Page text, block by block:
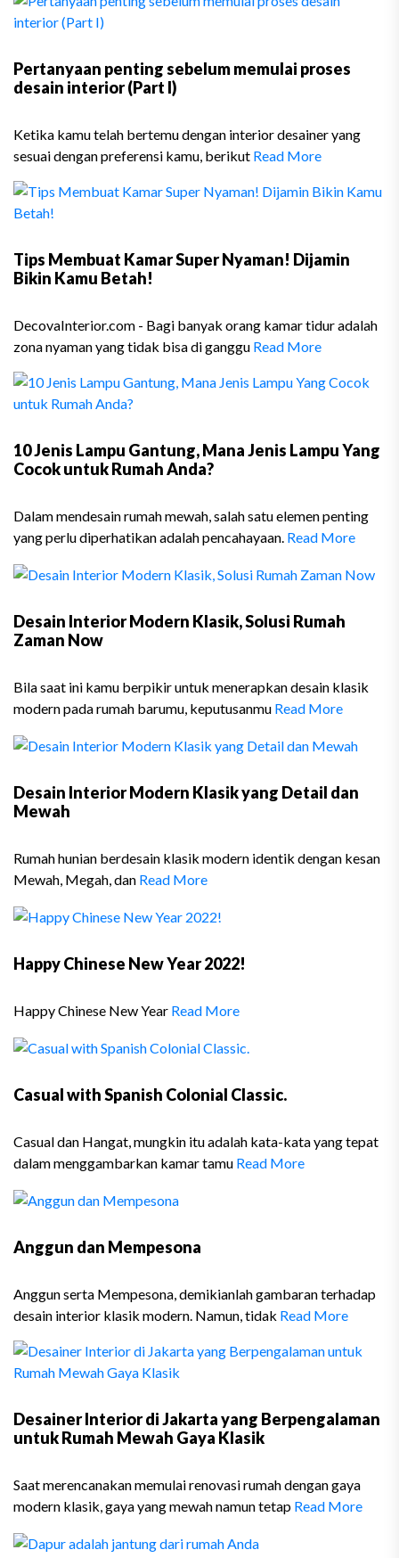
Pertanyaan penting sebelum memulai proses
desain interior (Part I)
Ketika kamu telah bertemu dengan interior desainer yang
sesuai dengan preferensi kamu, berikut Read More
Tips Membuat Kamar Super Nyaman! Dijamin
Bikin Kamu Betah!
DecovaInterior.com - Bagi banyak orang kamar tidur adalah
zona nyaman yang tidak bisa di ganggu Read More
10 Jenis Lampu Gantung, Mana Jenis Lampu Yang
Cocok untuk Rumah Anda?
Dalam mendesain rumah mewah, salah satu elemen penting
yang perlu diperhatikan adalah pencahayaan. Read More
Desain Interior Modern Klasik, Solusi Rumah
Zaman Now
Bila saat ini kamu berpikir untuk menerapkan desain klasik
modern pada rumah barumu, keputusanmu Read More
Desain Interior Modern Klasik yang Detail dan
Mewah
Rumah hunian berdesain klasik modern identik dengan kesan
Mewah, Megah, dan Read More
Happy Chinese New Year 2022!
Happy Chinese New Year Read More
Casual with Spanish Colonial Classic.
Casual dan Hangat, mungkin itu adalah kata-kata yang tepat
dalam menggambarkan kamar tamu Read More
Anggun dan Mempesona
Anggun serta Mempesona, demikianlah gambaran terhadap
desain interior klasik modern. Namun, tidak Read More
Desainer Interior di Jakarta yang Berpengalaman
untuk Rumah Mewah Gaya Klasik
Saat merencanakan memulai renovasi rumah dengan gaya
modern klasik, gaya yang mewah namun tetap Read More